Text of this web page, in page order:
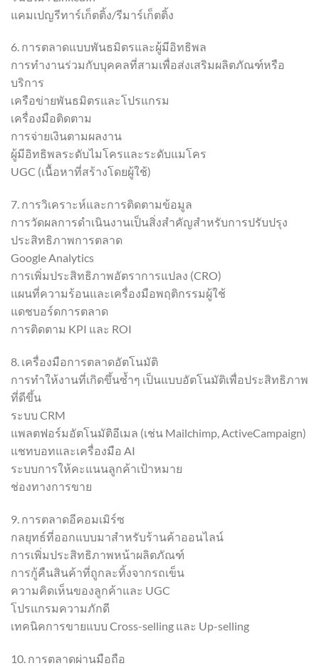
แคมเปญรีทาร์เก็ตติ้ง/รีมาร์เก็ตติ้ง
6. การตลาดแบบพันธมิตรและผู้มีอิทธิพล
การทำงานร่วมกับบุคคลที่สามเพื่อส่งเสริมผลิตภัณฑ์หรือ
บริการ
เครือข่ายพันธมิตรและโปรแกรม
เครื่องมือติดตาม
การจ่ายเงินตามผลงาน
ผู้มีอิทธิพลระดับไมโครและระดับแมโคร
UGC (เนื้อหาที่สร้างโดยผู้ใช้)
7. การวิเคราะห์และการติดตามข้อมูล
การวัดผลการดำเนินงานเป็นสิ่งสำคัญสำหรับการปรับปรุง
ประสิทธิภาพการตลาด
Google Analytics
การเพิ่มประสิทธิภาพอัตราการแปลง (CRO)
แผนที่ความร้อนและเครื่องมือพฤติกรรมผู้ใช้
แดชบอร์ดการตลาด
การติดตาม KPI และ ROI
8. เครื่องมือการตลาดอัตโนมัติ
การทำให้งานที่เกิดขึ้นซ้ำๆ เป็นแบบอัตโนมัติเพื่อประสิทธิภาพ
ที่ดีขึ้น
ระบบ CRM
แพลตฟอร์มอัตโนมัติอีเมล (เช่น Mailchimp, ActiveCampaign)
แชทบอทและเครื่องมือ AI
ระบบการให้คะแนนลูกค้าเป้าหมาย
ช่องทางการขาย
9. การตลาดอีคอมเมิร์ซ
กลยุทธ์ที่ออกแบบมาสำหรับร้านค้าออนไลน์
การเพิ่มประสิทธิภาพหน้าผลิตภัณฑ์
การกู้คืนสินค้าที่ถูกละทิ้งจากรถเข็น
ความคิดเห็นของลูกค้าและ UGC
โปรแกรมความภักดี
เทคนิคการขายแบบ Cross-selling และ Up-selling
10. การตลาดผ่านมือถือ